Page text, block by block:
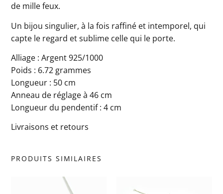
de mille feux.
Un bijou singulier, à la fois raffiné et intemporel, qui
capte le regard et sublime celle qui le porte.
Alliage : Argent 925/1000
Poids : 6.72 grammes
Longueur : 50 cm
Anneau de réglage à 46 cm
Longueur du pendentif : 4 cm
Livraisons et retours
PRODUITS SIMILAIRES